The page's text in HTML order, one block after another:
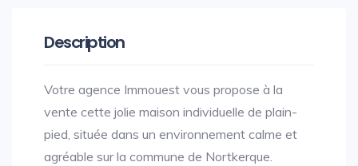
Description
Votre agence Immouest vous propose à la
vente cette jolie maison individuelle de plain-
pied, située dans un environnement calme et
agréable sur la commune de Nortkerque.